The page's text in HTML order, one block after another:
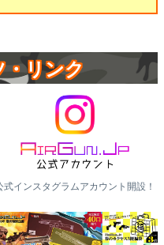
リンク
式インスタグラムアカウント開設！